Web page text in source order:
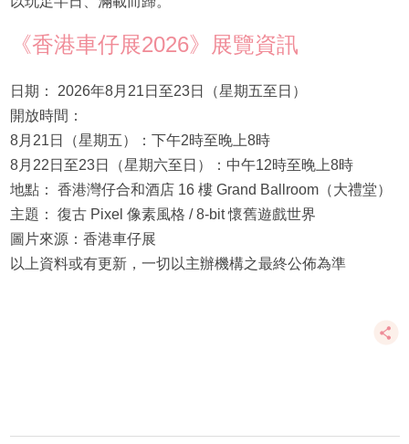
《香港車仔展2026》展覽資訊
日期： 2026年8月21日至23日（星期五至日）
開放時間：
8月21日（星期五）：下午2時至晚上8時
8月22日至23日（星期六至日）：中午12時至晚上8時
地點： 香港灣仔合和酒店 16 樓 Grand Ballroom（大禮堂）
主題： 復古 Pixel 像素風格 / 8-bit 懷舊遊戲世界
圖片來源：香港車仔展
以上資料或有更新，一切以主辦機構之最終公佈為準